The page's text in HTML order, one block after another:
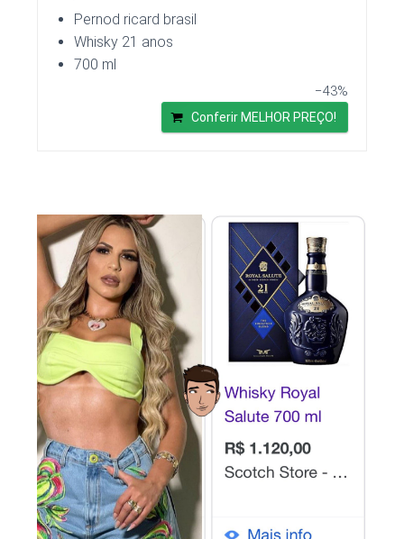
Pernod ricard brasil
Whisky 21 anos
700 ml
−43%
Conferir MELHOR PREÇO!